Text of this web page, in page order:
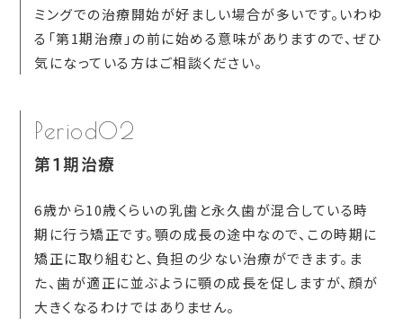
ミングでの治療開始が好ましい場合が多いです。いわゆ
る「第1期治療」の前に始める意味がありますので、ぜひ
気になっている方はご相談ください。
Period02
第1期治療
6歳から10歳くらいの乳歯と永久歯が混合している時
期に行う矯正です。顎の成長の途中なので、この時期に
矯正に取り組むと、負担の少ない治療ができます。ま
た、歯が適正に並ぶように顎の成長を促しますが、顔が
大きくなるわけではありません。